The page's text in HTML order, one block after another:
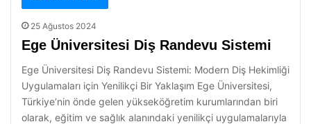
25 Ağustos 2024
Ege Üniversitesi Diş Randevu Sistemi
Ege Üniversitesi Diş Randevu Sistemi: Modern Diş Hekimliği
Uygulamaları için Yenilikçi Bir Yaklaşım Ege Üniversitesi,
Türkiye’nin önde gelen yükseköğretim kurumlarından biri
olarak, eğitim ve sağlık alanındaki yenilikçi uygulamalarıyla